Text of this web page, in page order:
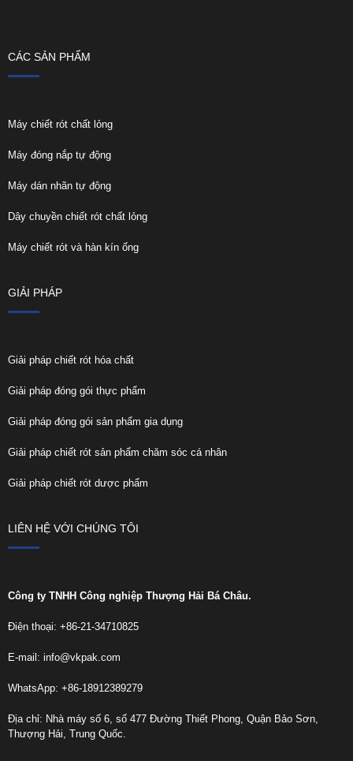
CÁC SẢN PHẨM
Máy chiết rót chất lỏng
Máy đóng nắp tự động
Máy dán nhãn tự động
Dây chuyền chiết rót chất lỏng
Máy chiết rót và hàn kín ống
GIẢI PHÁP
Giải pháp chiết rót hóa chất
Giải pháp đóng gói thực phẩm
Giải pháp đóng gói sản phẩm gia dụng
Giải pháp chiết rót sản phẩm chăm sóc cá nhân
Giải pháp chiết rót dược phẩm
LIÊN HỆ VỚI CHÚNG TÔI
Công ty TNHH Công nghiệp Thượng Hải Bá Châu.
Điện thoại: +86-21-34710825
E-mail: info@vkpak.com
WhatsApp: +86-18912389279
Địa chỉ: Nhà máy số 6, số 477 Đường Thiết Phong, Quận Bảo Sơn,
Thượng Hải, Trung Quốc.